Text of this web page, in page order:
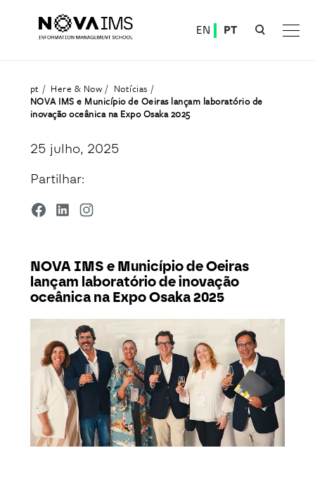
EN PT
pt Here & Now
Notícias
NOVA IMS e Município de Oeiras lançam laboratório de
inovação oceânica na Expo Osaka 2025
25 julho, 2025
Partilhar:
NOVA IMS e Município de Oeiras
lançam laboratório de inovação
oceânica na Expo Osaka 2025
Detalhe da Notícia